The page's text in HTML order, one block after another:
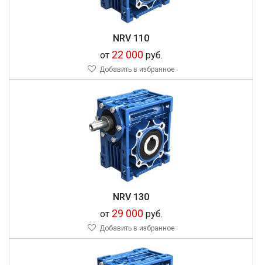
NRV 110
от 22 000 руб.
Добавить в избранное
NRV 130
от 29 000 руб.
Добавить в избранное